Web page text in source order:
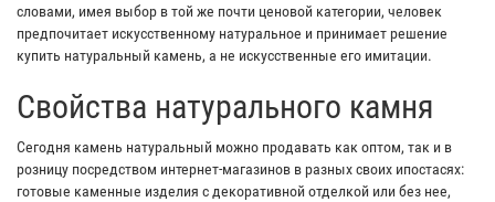
словами, имея выбор в той же почти ценовой категории, человек
предпочитает искусственному натуральное и принимает решение
купить натуральный камень, а не искусственные его имитации.
Свойства натурального камня
Сегодня камень натуральный можно продавать как оптом, так и в
розницу посредством интернет-магазинов в разных своих ипостасях:
готовые каменные изделия с декоративной отделкой или без нее,